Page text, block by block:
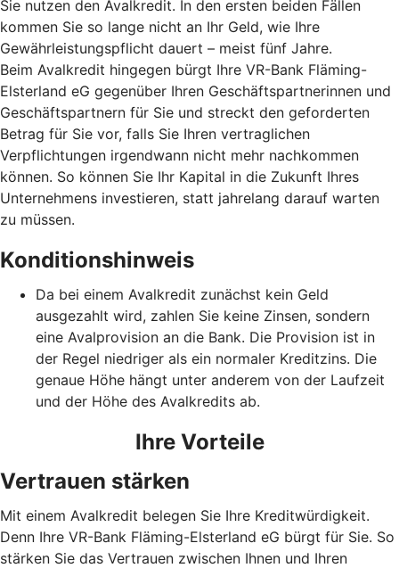
Sie nutzen den Avalkredit. In den ersten beiden Fällen
kommen Sie so lange nicht an Ihr Geld, wie Ihre
Gewährleistungspflicht dauert – meist fünf Jahre.
Beim Avalkredit hingegen bürgt Ihre VR-Bank Fläming-
Elsterland eG gegenüber Ihren Geschäftspartnerinnen und
Geschäftspartnern für Sie und streckt den geforderten
Betrag für Sie vor, falls Sie Ihren vertraglichen
Verpflichtungen irgendwann nicht mehr nachkommen
können. So können Sie Ihr Kapital in die Zukunft Ihres
Unternehmens investieren, statt jahrelang darauf warten
zu müssen.
Konditionshinweis
Da bei einem Avalkredit zunächst kein Geld
ausgezahlt wird, zahlen Sie keine Zinsen, sondern
eine Avalprovision an die Bank. Die Provision ist in
der Regel niedriger als ein normaler Kreditzins. Die
genaue Höhe hängt unter anderem von der Laufzeit
und der Höhe des Avalkredits ab.
Ihre Vorteile
Vertrauen stärken
Mit einem Avalkredit belegen Sie Ihre Kreditwürdigkeit.
Denn Ihre VR-Bank Fläming-Elsterland eG bürgt für Sie. So
stärken Sie das Vertrauen zwischen Ihnen und Ihren